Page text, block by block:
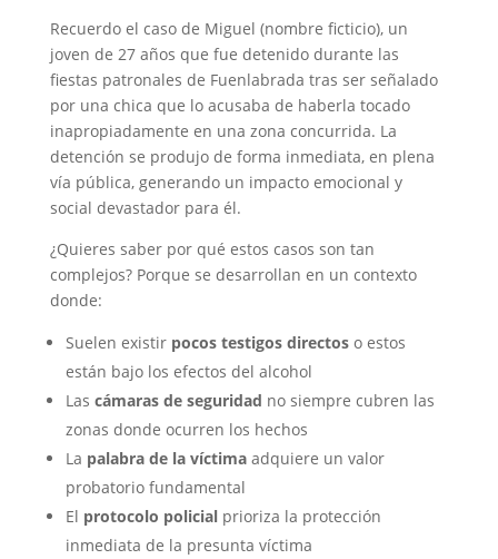
Recuerdo el caso de Miguel (nombre ficticio), un
joven de 27 años que fue detenido durante las
fiestas patronales de Fuenlabrada tras ser señalado
por una chica que lo acusaba de haberla tocado
inapropiadamente en una zona concurrida. La
detención se produjo de forma inmediata, en plena
vía pública, generando un impacto emocional y
social devastador para él.
¿Quieres saber por qué estos casos son tan
complejos? Porque se desarrollan en un contexto
donde:
Suelen existir pocos testigos directoso estos
están bajo los efectos del alcohol
Las cámaras de seguridad no siempre cubren las
zonas donde ocurren los hechos
La palabra de la víctimaadquiere un valor
probatorio fundamental
El protocolo policialprioriza la protección
inmediata de la presunta víctima